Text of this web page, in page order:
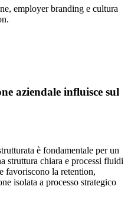
employer branding e cultura
aziendale influisce sul
è fondamentale per un
struttura chiara e processi fluidi
favoriscono la retention,
isolata a processo strategico